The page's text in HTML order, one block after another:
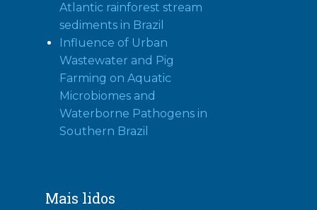
Atlantic rainforest stream
sediments in Brazil
Influence of Urban
Wastewater and Pig
Farming on Aquatic
Microbiomes and
Waterborne Pathogens in
Southern Brazil
Mais lidos